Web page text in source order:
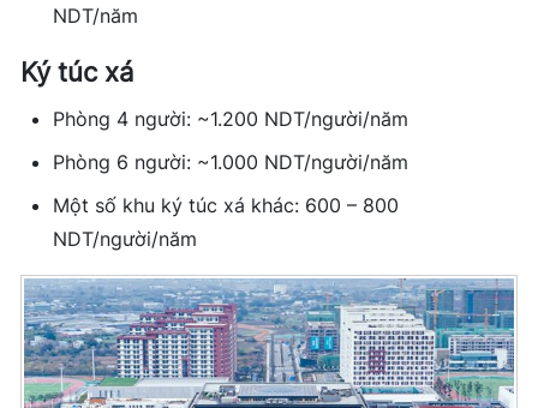
NDT/năm
Ký túc xá
Phòng 4 người: ~1.200 NDT/người/năm
Phòng 6 người: ~1.000 NDT/người/năm
Một số khu ký túc xá khác: 600 – 800
NDT/người/năm